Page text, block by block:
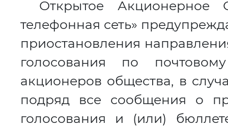
Открытое Акционерное
телефонная сеть»
приостановления
голосования по
акционеров общества, в
подряд все сообщения о
голосования и (или)